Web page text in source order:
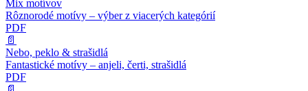
Mix motívov
Rôznorodé motívy – výber z viacerých kategórií
PDF
📄
Nebo, peklo & strašidlá
Fantastické motívy – anjeli, čerti, strašidlá
PDF